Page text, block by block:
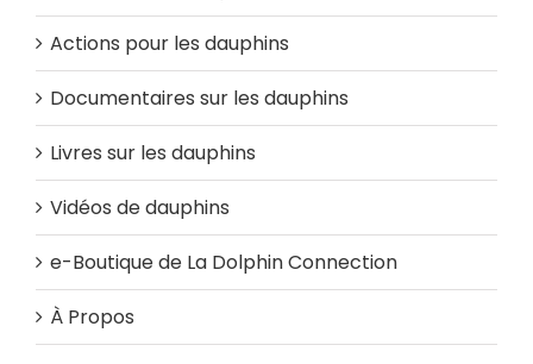
Actions pour les dauphins
Documentaires sur les dauphins
Livres sur les dauphins
Vidéos de dauphins
e-Boutique de La Dolphin Connection
À Propos